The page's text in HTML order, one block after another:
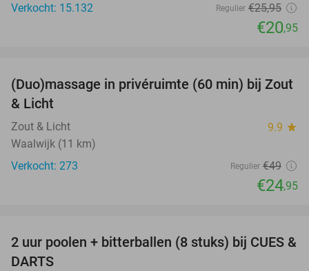
Verkocht: 15.132
Regulier €25,95
€20,95
49%
(Duo)massage in privéruimte (60 min) bij Zout
& Licht
Zout & Licht 9.9 star
Waalwijk (11 km)
Verkocht: 273
Regulier €49
€24,95
50%
2 uur poolen + bitterballen (8 stuks) bij CUES &
DARTS